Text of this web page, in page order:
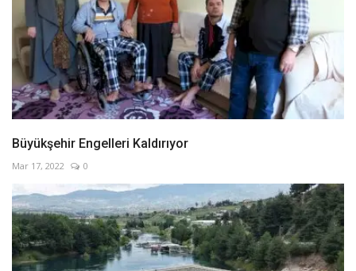
Büyükşehir Engelleri Kaldırıyor
Mar 17, 2022 0